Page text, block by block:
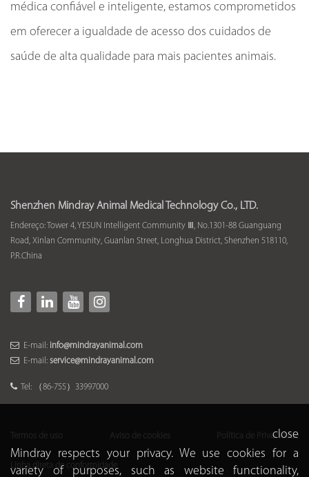
médica confiável e inteligente, estamos comprometidos
em oferecer a igualdade de acesso dos cuidados de
saúde de alta qualidade para mais pacientes animais.
Shenzhen Mindray Animal Medical Technology Co., LTD.
Endereço: Tower 4, YESUN Intelligent Community Ⅲ, No.1301-88 Guanguang
Road, Xinlan Community, Guanlan Street, Longhua District, Shenzhen 518110,
P.R.China
E-mail: info@mindrayanimal.com
E-mail: service@mindrayanimal.com
Tel: （86-755）33997000
Aviso de cookies Política de Privacidade
Linha direta de conformidade
Mindray respects your privacy. We use cookies for a
variety of purposes, such as website functionality,
close